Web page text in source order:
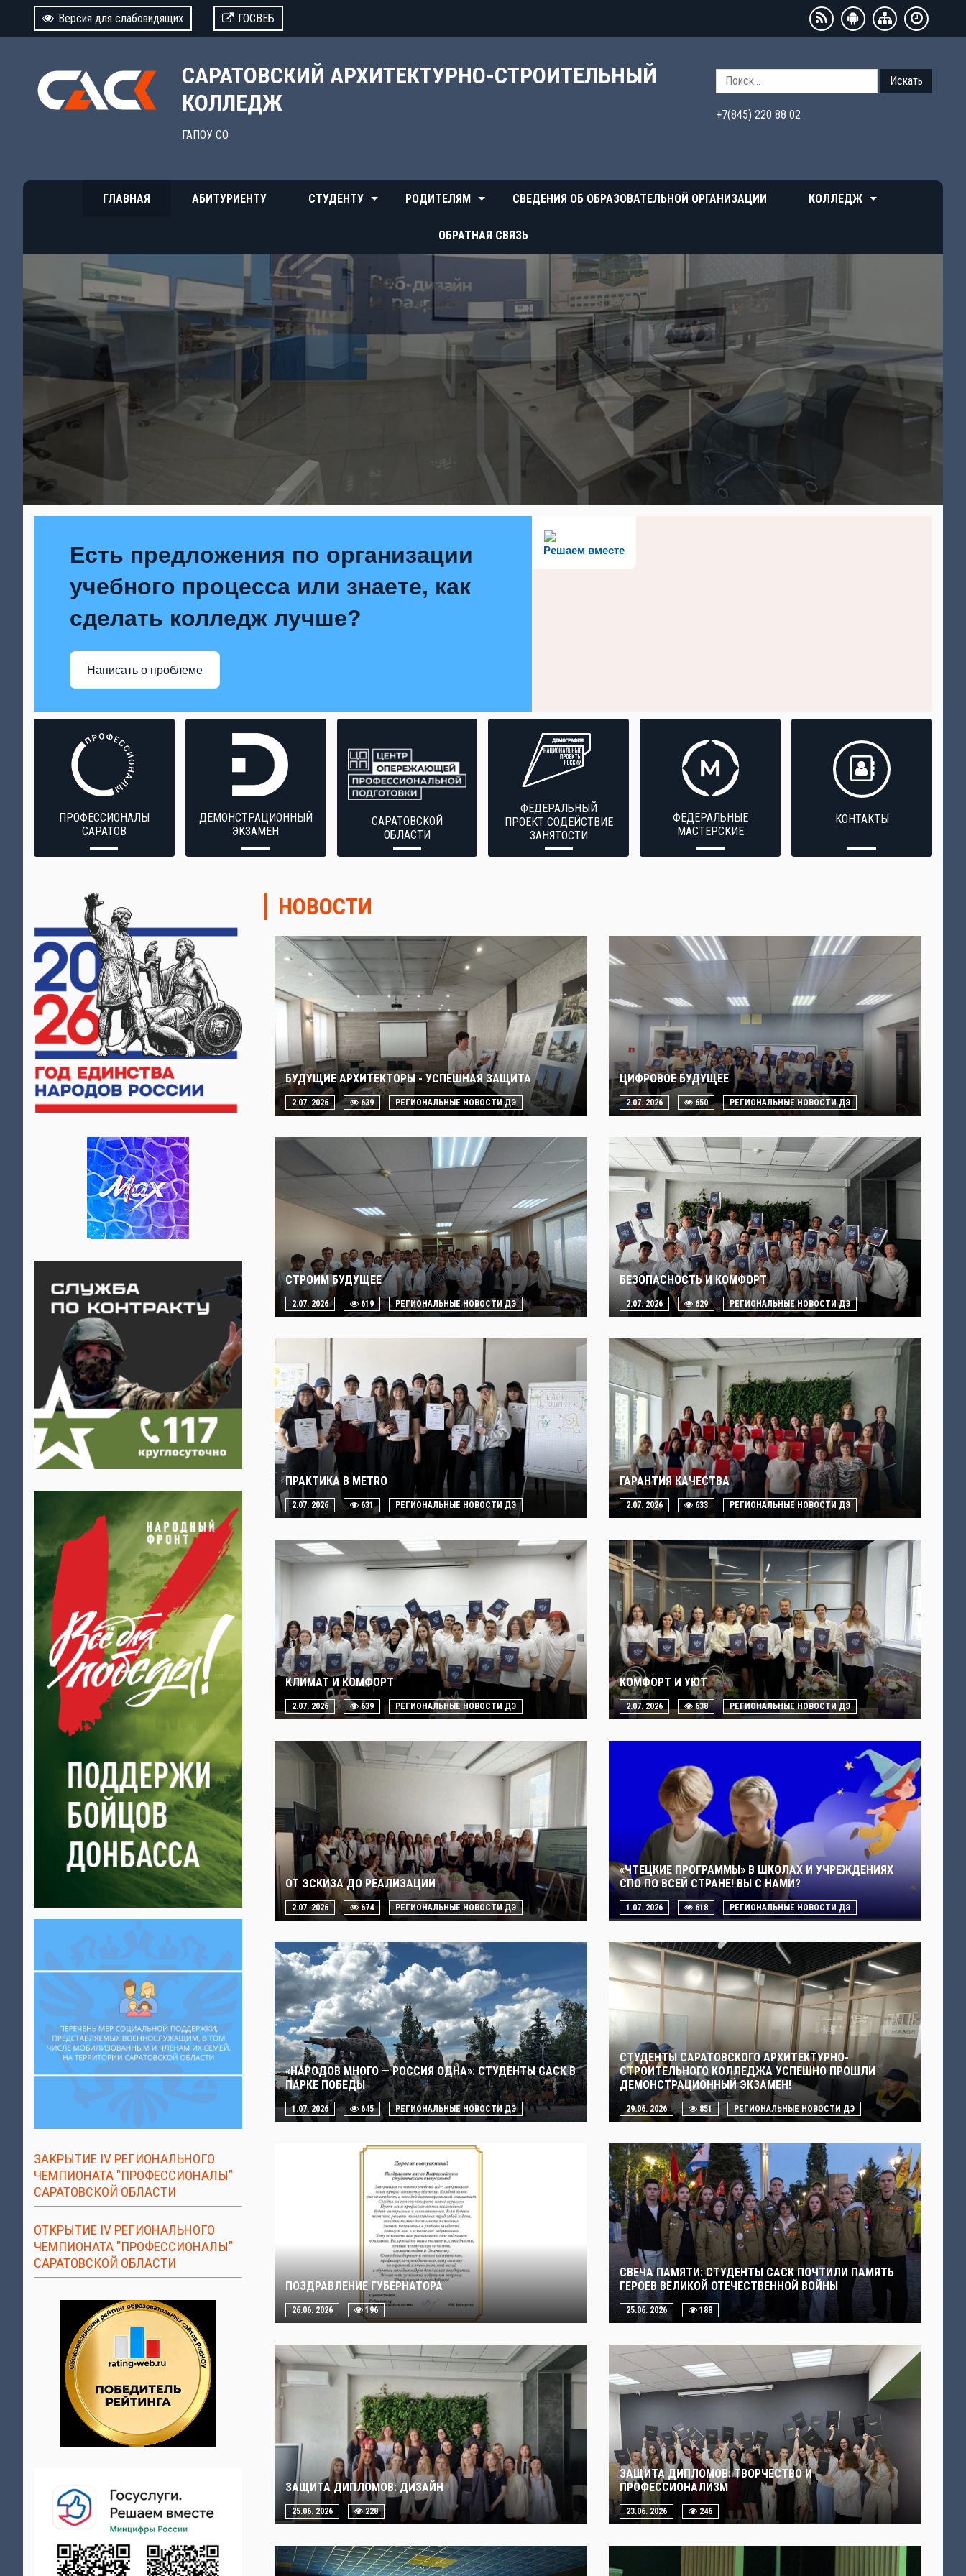
Версия для слабовидящих ГОСВЕБ
САРАТОВСКИЙ АРХИТЕКТУРНО-СТРОИТЕЛЬНЫЙ
КОЛЛЕДЖ
ГАПОУ СО
Искать
+7(845) 220 88 02
ГЛАВНАЯ АБИТУРИЕНТУ СТУДЕНТУ РОДИТЕЛЯМ СВЕДЕНИЯ ОБ ОБРАЗОВАТЕЛЬНОЙ ОРГАНИЗАЦИИ КОЛЛЕДЖ
ОБРАТНАЯ СВЯЗЬ
Решаем вместе
Есть предложения по организации
учебного процесса или знаете, как
сделать колледж лучше?
Написать о проблеме
ПРОФЕССИОНАЛЫ
САРАТОВ
ДЕМОНСТРАЦИОННЫЙ
ЭКЗАМЕН
САРАТОВСКОЙ
ОБЛАСТИ
ФЕДЕРАЛЬНЫЙ
ПРОЕКТ СОДЕЙСТВИЕ
ЗАНЯТОСТИ
ФЕДЕРАЛЬНЫЕ
МАСТЕРСКИЕ
КОНТАКТЫ
ЗАКРЫТИЕ IV РЕГИОНАЛЬНОГО
ЧЕМПИОНАТА "ПРОФЕССИОНАЛЫ"
САРАТОВСКОЙ ОБЛАСТИ
ОТКРЫТИЕ IV РЕГИОНАЛЬНОГО
ЧЕМПИОНАТА "ПРОФЕССИОНАЛЫ"
САРАТОВСКОЙ ОБЛАСТИ
НОВОСТИ
БУДУЩИЕ АРХИТЕКТОРЫ - УСПЕШНАЯ ЗАЩИТА
2.07. 2026 639 РЕГИОНАЛЬНЫЕ НОВОСТИ ДЭ
ЦИФРОВОЕ БУДУЩЕЕ
2.07. 2026 650 РЕГИОНАЛЬНЫЕ НОВОСТИ ДЭ
СТРОИМ БУДУЩЕЕ
2.07. 2026 619 РЕГИОНАЛЬНЫЕ НОВОСТИ ДЭ
БЕЗОПАСНОСТЬ И КОМФОРТ
2.07. 2026 629 РЕГИОНАЛЬНЫЕ НОВОСТИ ДЭ
ПРАКТИКА В METRO
2.07. 2026 631 РЕГИОНАЛЬНЫЕ НОВОСТИ ДЭ
ГАРАНТИЯ КАЧЕСТВА
2.07. 2026 633 РЕГИОНАЛЬНЫЕ НОВОСТИ ДЭ
КЛИМАТ И КОМФОРТ
2.07. 2026 639 РЕГИОНАЛЬНЫЕ НОВОСТИ ДЭ
КОМФОРТ И УЮТ
2.07. 2026 638 РЕГИОНАЛЬНЫЕ НОВОСТИ ДЭ
ОТ ЭСКИЗА ДО РЕАЛИЗАЦИИ
2.07. 2026 674 РЕГИОНАЛЬНЫЕ НОВОСТИ ДЭ
«ЧТЕЦКИЕ ПРОГРАММЫ» В ШКОЛАХ И УЧРЕЖДЕНИЯХ
СПО ПО ВСЕЙ СТРАНЕ! ВЫ С НАМИ?
1.07. 2026 618 РЕГИОНАЛЬНЫЕ НОВОСТИ ДЭ
«НАРОДОВ МНОГО — РОССИЯ ОДНА»: СТУДЕНТЫ САСК В
ПАРКЕ ПОБЕДЫ
1.07. 2026 645 РЕГИОНАЛЬНЫЕ НОВОСТИ ДЭ
СТУДЕНТЫ САРАТОВСКОГО АРХИТЕКТУРНО-
СТРОИТЕЛЬНОГО КОЛЛЕДЖА УСПЕШНО ПРОШЛИ
ДЕМОНСТРАЦИОННЫЙ ЭКЗАМЕН!
29.06. 2026 851 РЕГИОНАЛЬНЫЕ НОВОСТИ ДЭ
ПОЗДРАВЛЕНИЕ ГУБЕРНАТОРА
26.06. 2026 196
СВЕЧА ПАМЯТИ: СТУДЕНТЫ САСК ПОЧТИЛИ ПАМЯТЬ
ГЕРОЕВ ВЕЛИКОЙ ОТЕЧЕСТВЕННОЙ ВОЙНЫ
25.06. 2026 188
ЗАЩИТА ДИПЛОМОВ: ДИЗАЙН
25.06. 2026 228
ЗАЩИТА ДИПЛОМОВ: ТВОРЧЕСТВО И
ПРОФЕССИОНАЛИЗМ
23.06. 2026 246